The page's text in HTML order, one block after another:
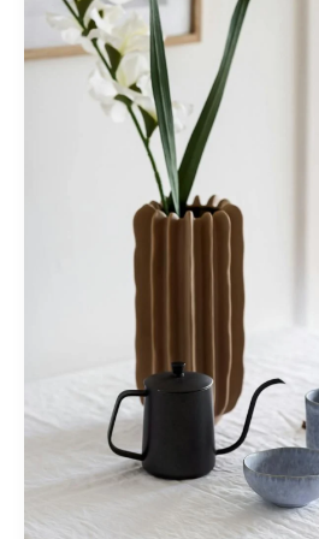
title
goes
here